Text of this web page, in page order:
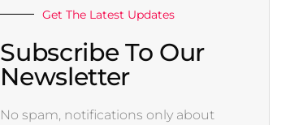
Get The Latest Updates
Subscribe To Our
Newsletter
No spam, notifications only about